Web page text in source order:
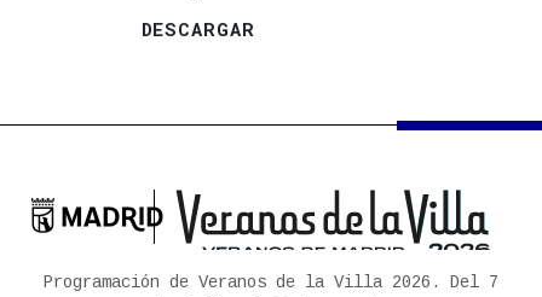
DESCARGAR

Ayuntamiento de Madrid
Programación de Veranos de la Villa 2026. Del 7